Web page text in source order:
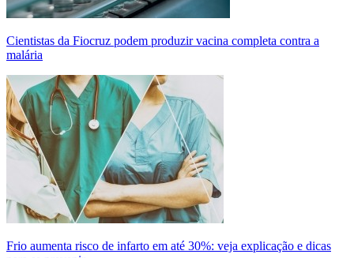
Cientistas da Fiocruz podem produzir vacina completa contra a
malária
Frio aumenta risco de infarto em até 30%: veja explicação e dicas